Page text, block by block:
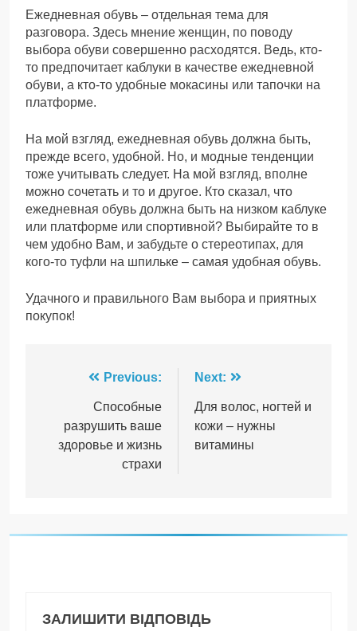
Ежедневная обувь – отдельная тема для
разговора. Здесь мнение женщин, по поводу
выбора обуви совершенно расходятся. Ведь, кто-
то предпочитает каблуки в качестве ежедневной
обуви, а кто-то удобные мокасины или тапочки на
платформе.
На мой взгляд, ежедневная обувь должна быть,
прежде всего, удобной. Но, и модные тенденции
тоже учитывать следует. На мой взгляд, вполне
можно сочетать и то и другое. Кто сказал, что
ежедневная обувь должна быть на низком каблуке
или платформе или спортивной? Выбирайте то в
чем удобно Вам, и забудьте о стереотипах, для
кого-то туфли на шпильке – самая удобная обувь.
Удачного и правильного Вам выбора и приятных
покупок!
Навігація
записів
Previous:
Способные
разрушить ваше
здоровье и жизнь
страхи
Next:
Для волос, ногтей и
кожи – нужны
витамины
ЗАЛИШИТИ ВІДПОВІДЬ